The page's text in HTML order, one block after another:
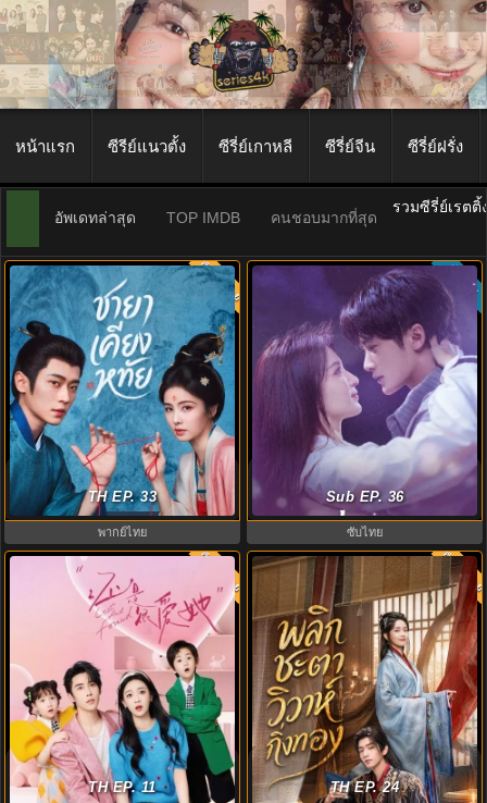
หน้าแรก ซีรีย์แนวตั้ง ซีรี่ย์เกาหลี ซีรี่ย์จีน ซีรี่ย์ฝรั่ง
อัพเดทล่าสุด TOP IMDB คนชอบมากที่สุด
รวมซีรี่ย์เรตติ้
ดูซีรี่ย์จีน The First Jasmine ชายา
เคียงหทัย (2026) ซับไทย
9.0 พากย์ไทย
TH EP. 33
พากย์ไทย
Love Has Fireworks ซับไทย (2026)
เมื่อรักส่องประกาย EP.1-36
ซับไทย
Sub EP. 36
ซับไทย
Lost And Found เพราะใจยังมีเธอ
(2024) พากย์ไทย EP.1-23 (จบ)
พากย์ไทย
TH EP. 11
พลิกชะตาวิวาห์กิ่งทอง (2026)
Daughter of Fortune พากย์ไทย
พากย์ไทย
TH EP. 24